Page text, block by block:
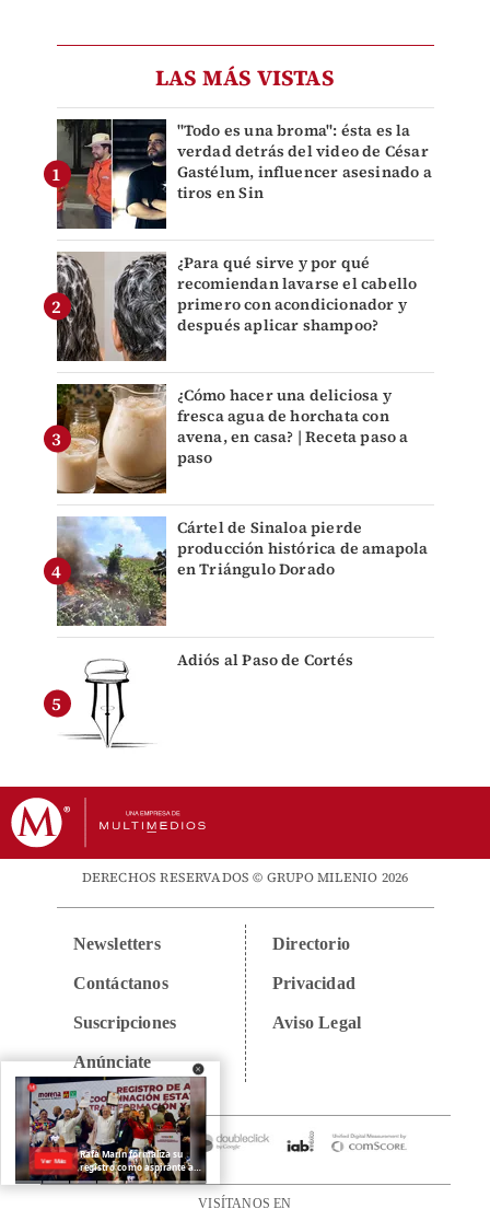
LAS MÁS VISTAS
"Todo es una broma": ésta es la
verdad detrás del video de César
Gastélum, influencer asesinado a
tiros en Sin
¿Para qué sirve y por qué
recomiendan lavarse el cabello
primero con acondicionador y
después aplicar shampoo?
¿Cómo hacer una deliciosa y
fresca agua de horchata con
avena, en casa? | Receta paso a
paso
Cártel de Sinaloa pierde
producción histórica de amapola
en Triángulo Dorado
Adiós al Paso de Cortés
DERECHOS RESERVADOS © GRUPO MILENIO 2026
Newsletters
Contáctanos
Suscripciones
Anúnciate
Directorio
Privacidad
Aviso Legal
VISÍTANOS EN